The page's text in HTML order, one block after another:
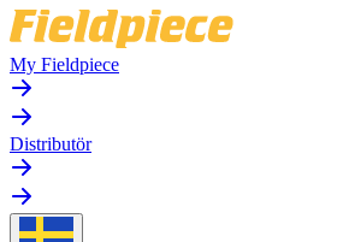
My Fieldpiece
Distributör